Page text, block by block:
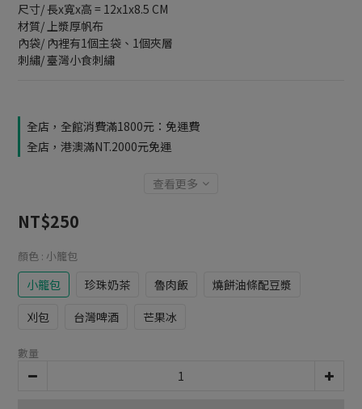
尺寸/ 長x寬x高 = 12x1x8.5 CM
材質/ 上漿厚帆布
內袋/ 內裡有1個主袋、1個夾層
刺繡/ 臺灣小食刺繡
全店，全館消費滿1800元：免運費
全店，港澳滿NT.2000元免運
查看更多
NT$250
顏色 : 小籠包
小籠包 珍珠奶茶 魯肉飯
燒餅油條配豆漿
刈包
台灣啤酒 芒果冰
數量